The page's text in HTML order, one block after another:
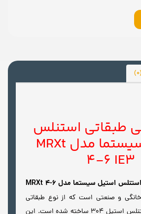
طبقاتی استنلس
استیل سیستما مدل MRXt
4-6 IE3
پمپ افقی طبقاتی استنلس استیل سیستما مدل MRXt 4-6
و صنعتی است که از نوع طبقاتی
افقی و از جنس استنلس استیل 304 ساخته شده است. این